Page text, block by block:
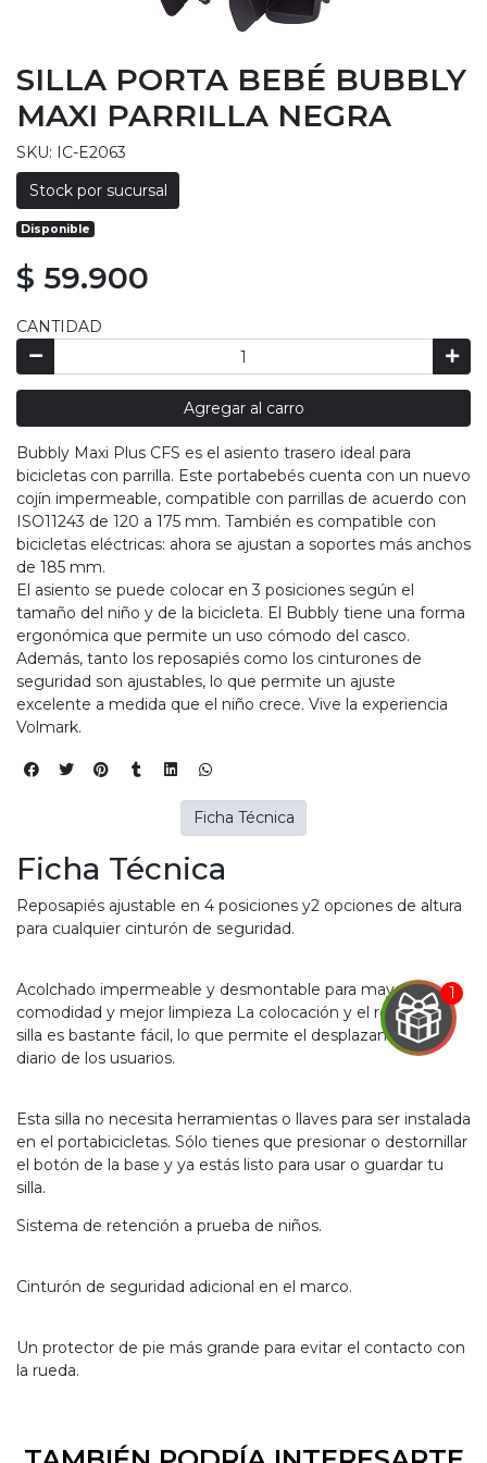
correo y
SILLA PORTA BEBÉ BUBBLY
MAXI PARRILLA NEGRA
SKU: IC-E2063
Stock por sucursal
Disponible
$ 59.900
CANTIDAD
Agregar al carro
Bubbly Maxi Plus CFS es el asiento trasero ideal para
bicicletas con parrilla. Este portabebés cuenta con un nuevo
cojín impermeable, compatible con parrillas de acuerdo con
ISO11243 de 120 a 175 mm. También es compatible con
bicicletas eléctricas: ahora se ajustan a soportes más anchos
de 185 mm.
El asiento se puede colocar en 3 posiciones según el
tamaño del niño y de la bicicleta. El Bubbly tiene una forma
ergonómica que permite un uso cómodo del casco.
Además, tanto los reposapiés como los cinturones de
seguridad son ajustables, lo que permite un ajuste
excelente a medida que el niño crece. Vive la experiencia
Volmark.
Ficha Técnica
Reposapiés ajustable en 4 posiciones y2 opciones de altura
para cualquier cinturón de seguridad.
Acolchado impermeable y desmontable para mayor
comodidad y mejor limpieza La colocación y el retiro de la
silla es bastante fácil, lo que permite el desplazamiento
diario de los usuarios.
Esta silla no necesita herramientas o llaves para ser instalada
en el portabicicletas. Sólo tienes que presionar o destornillar
el botón de la base y ya estás listo para usar o guardar tu
silla.
Sistema de retención a prueba de niños.
Cinturón de seguridad adicional en el marco.
Un protector de pie más grande para evitar el contacto con
la rueda.
Ficha Técnica